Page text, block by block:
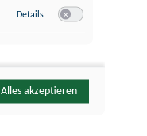
Details zu YouTube
Alles akzeptieren